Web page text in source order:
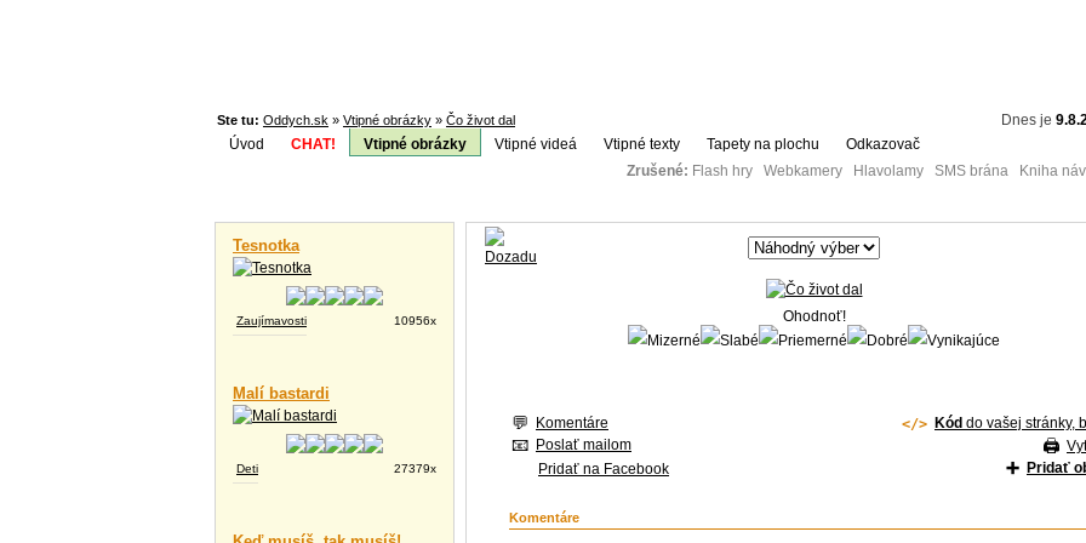
Ste tu: Oddych.sk » Vtipné obrázky » Čo život dal Dnes je
Úvod
CHAT! Vtipné obrázky Vtipné videá Vtipné texty Tapety na plochu
Odkazovač
Zrušené: Flash hry Webkamery Hlavolamy SMS brána Kniha
Tesnotka
Zaujímavosti 10956x
Malí bastardi
Deti 27379x
Ohodnoť!
Komentáre
Poslať mailom
Pridať na Facebook
Kód do vašej stránky,
Pridať
Komentáre